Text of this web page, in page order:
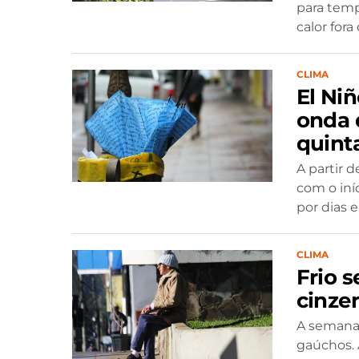
para
calor fora
CLIMA
El
onda
A partir
com o
por dias
CLIMA
Frio
A
gaúchos.